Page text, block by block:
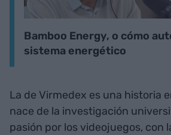
Bamboo Energy, o cómo
sistema energético
La de Virmedex es una historia
nace de la investigación
pasión por los videojuegos, con